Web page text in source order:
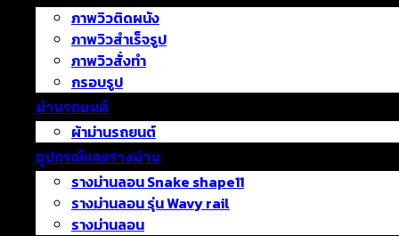
ภาพวิวติดผนัง
ภาพวิวสำเร็จรูป
ภาพวิวสั่งทำ
กรอบรูป
ม่านรถยนต์
ผ้าม่านรถยนต์
อุปกรณ์และรางม่าน
รางม่านลอน Snake shape11
รางม่านลอน รุ่น Wavy rail
รางม่านลอน